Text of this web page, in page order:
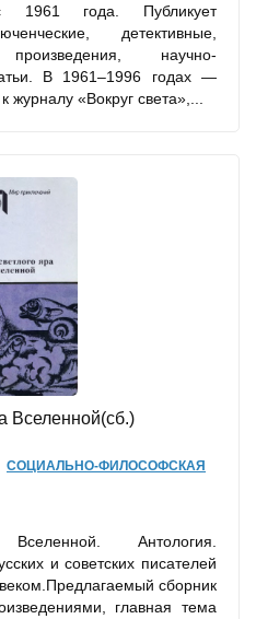
1961 года. Публикует
детективные,
произведения, научно-
В 1961–1996 годах —
«Вокруг света»,...
Вселенной(сб.)
СОЦИАЛЬНО-ФИЛОСОФСКАЯ
Антология.
и советских писателей
сборник
главная тема